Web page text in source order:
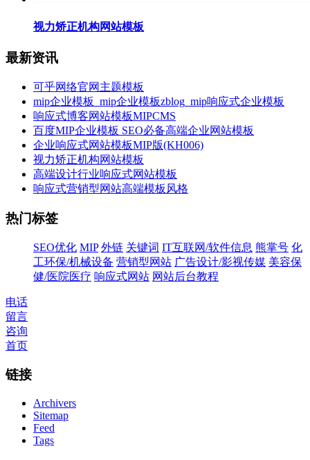
视力矫正机构网站模板
最新资讯
可乎网络官网主题模板
mip企业模板_mip企业模板zblog_mip响应式企业模板
响应式博客网站模板MIPCMS
百度MIP企业模板 SEO必备高端企业网站模板
企业响应式网站模板MIP版(KH006)
视力矫正机构网站模板
高端设计行业响应式网站模板
响应式营销型网站高端模板风格
热门标签
SEO优化 MIP 外链 关键词 IT互联网/软件信息 熊掌号 化
工环保/机械设备 营销型网站 广告设计/影视传媒 美容保
健/医院医疗 响应式网站 网站后台教程
电话
留言
咨询
首页
链接
Archivers
Sitemap
Feed
Tags